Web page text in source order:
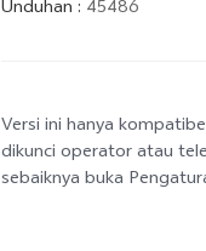
Unduhan : 45486
Versi ini hanya
dikunci operator atau
sebaiknya buka